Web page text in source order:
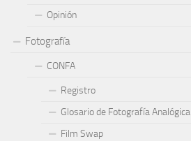
Opinión
Fotografía
CONFA
Registro
Glosario de Fotografía Analógica
Film Swap